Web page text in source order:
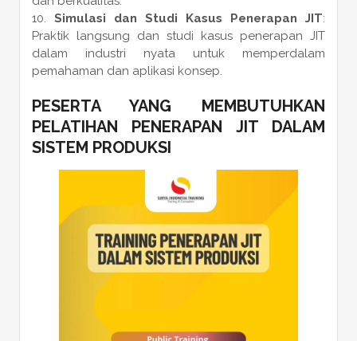
Simulasi dan Studi Kasus Penerapan JIT:
Praktik langsung dan studi kasus penerapan JIT
dalam industri nyata untuk memperdalam
pemahaman dan aplikasi konsep.
PESERTA YANG MEMBUTUHKAN
PELATIHAN PENERAPAN JIT DALAM
SISTEM PRODUKSI